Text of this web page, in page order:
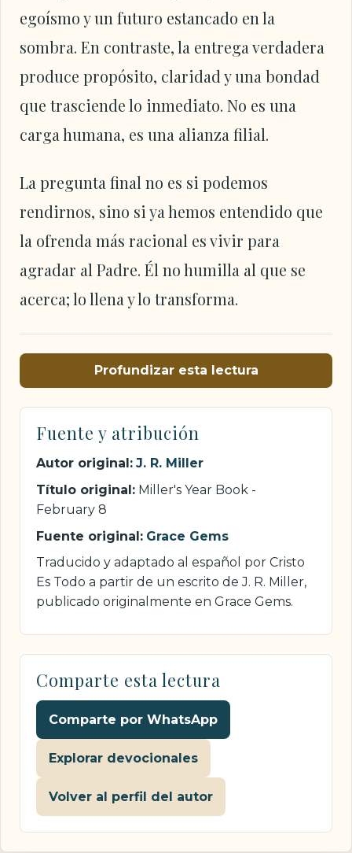
egoísmo y un futuro estancado en la
sombra. En contraste, la entrega verdadera
produce propósito, claridad y una bondad
que trasciende lo inmediato. No es una
carga humana, es una alianza filial.
La pregunta final no es si podemos
rendirnos, sino si ya hemos entendido que
la ofrenda más racional es vivir para
agradar al Padre. Él no humilla al que se
acerca; lo llena y lo transforma.
Profundizar esta lectura
Fuente y atribución
Autor original: J. R. Miller
Título original: Miller's Year Book -
February 8
Fuente original: Grace Gems
Traducido y adaptado al español por Cristo
Es Todo a partir de un escrito de J. R. Miller,
publicado originalmente en Grace Gems.
Comparte esta lectura
Comparte por WhatsApp
Explorar devocionales
Volver al perfil del autor